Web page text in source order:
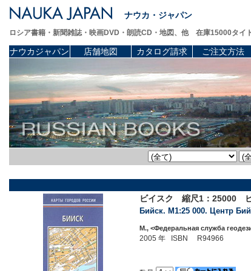
ナウカ・ジャパン
ロシア書籍・新聞雑誌・映画DVD・朗読CD・地図、他 在庫15000タイ
ナウカジャパン 店舗地図 カタログ請求 ご注文方法
ビイスク 縮尺1：25000
Бийск. М1:25 000. Центр
М., <Федеральная служба
2005 年 ISBN R94966